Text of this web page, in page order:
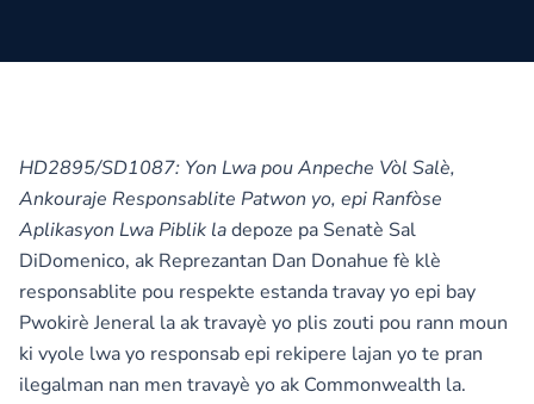
HD2895/SD1087: Yon Lwa pou Anpeche Vòl Salè,
Ankouraje Responsablite Patwon yo, epi Ranfòse
Aplikasyon Lwa Piblik ladepoze pa Senatè Sal
DiDomenico, ak Reprezantan Dan Donahue fè klè
responsablite pou respekte estanda travay yo epi bay
Pwokirè Jeneral la ak travayè yo plis zouti pou rann moun
ki vyole lwa yo responsab epi rekipere lajan yo te pran
ilegalman nan men travayè yo ak Commonwealth la.